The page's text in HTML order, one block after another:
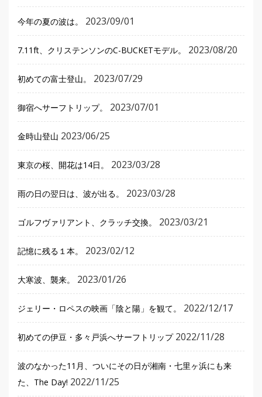
今年の夏の波は。 2023/09/01
7.11ft、クリステンソンのC-BUCKETモデル。 2023/08/20
初めての富士登山。 2023/07/29
御宿へサーフトリップ。 2023/07/01
金時山登山 2023/06/25
東京の桜、開花は14日。 2023/03/28
雨の日の翌日は、波が出る。 2023/03/28
ゴルフヴァリアント、クラッチ交換。 2023/03/21
記憶に残る１本。 2023/02/12
大寒波、襲来。 2023/01/26
ジェリー・ロペスの映画「陰と陽」を観て。 2022/12/17
初めての伊豆・多々戸浜へサーフトリップ 2022/11/28
波のなかった11月、ついにその日が湘南・七里ヶ浜にも来
た、The Day! 2022/11/25